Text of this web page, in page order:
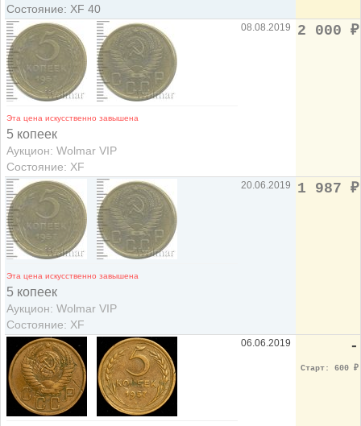
Состояние: XF 40
Эта цена искусственно завышена
5 копеек
Аукцион: Wolmar VIP
Состояние: XF
08.08.2019 2 000 ₽
Эта цена искусственно завышена
5 копеек
Аукцион: Wolmar VIP
Состояние: XF
20.06.2019 1 987 ₽
06.06.2019 -
Старт: 600 ₽